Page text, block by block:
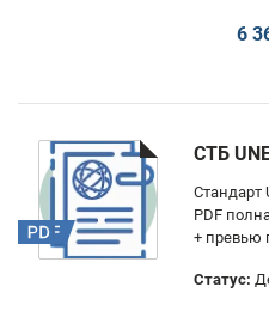
6
СТБ
Стандарт
PDF
+ превью
Статус: